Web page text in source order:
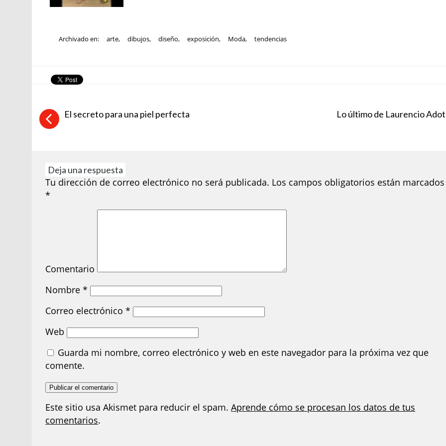
Archivado en: arte, dibujos, diseño, exposición, Moda, tendencias
El secreto para una piel perfecta Lo último de Laurencio Adot
Deja una respuesta
Tu dirección de correo electrónico no será publicada. Los campos obligatorios están
*
Comentario
Nombre*
Correo electrónico*
Web
Guarda mi nombre, correo electrónico y web en este navegador para la próxima vez que
comente.
Este sitio usa Akismet para reducir el spam.Aprende cómo se procesan los datos de tus
comentarios.